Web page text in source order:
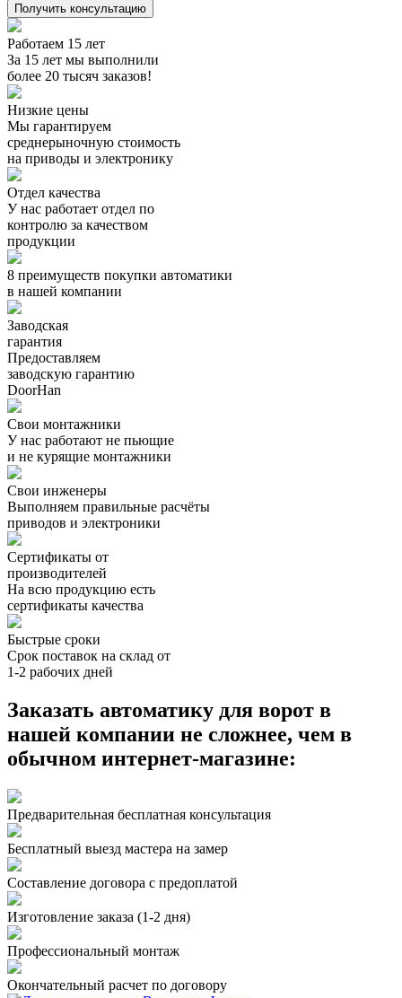
Получить консультацию
Работаем 15 лет
За 15 лет мы выполнили
более 20 тысяч заказов!
Низкие цены
Мы гарантируем
среднерыночную стоимость
на приводы и электронику
Отдел качества
У нас работает отдел по
контролю за качеством
продукции
8 преимуществ покупки автоматики
в нашей компании
Заводская
гарантия
Предоставляем
заводскую гарантию
DoorHan
Свои монтажники
У нас работают не пьющие
и не курящие монтажники
Свои инженеры
Выполняем правильные расчёты
приводов и электроники
Сертификаты от
производителей
На всю продукцию есть
сертификаты качества
Быстрые сроки
Срок поставок на склад от
1-2 рабочих дней
Заказать автоматику для ворот в
нашей компании не сложнее, чем в
обычном интернет-магазине:
Предварительная бесплатная консультация
Бесплатный выезд мастера на замер
Составление договора с предоплатой
Изготовление заказа (1-2 дня)
Профессиональный монтаж
Окончательный расчет по договору